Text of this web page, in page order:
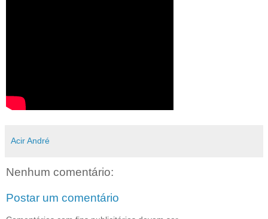
Acir André
Nenhum comentário:
Postar um comentário